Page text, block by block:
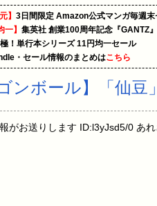
】 3日間限定 Amazon公式マンガ毎週末
一】 集英社 創業100周年記念『GANTZ
極！単行本シリーズ 11円均一セール
・セール情報のまとめはこちら
ンボール】「仙
がお送りします ID:l3yJsd5/0 あ